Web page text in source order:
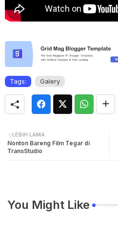
Tags: Galery
LEBIH LAMA
Nonton Bareng Film Tegar di
TransStudio
You Might Like